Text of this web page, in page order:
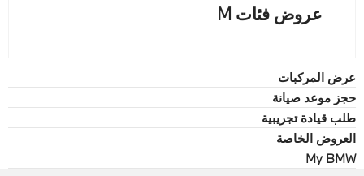
عروض فئات M
عرض المركبات
حجز موعد صيانة
طلب قيادة تجريبية
العروض الخاصة
My BMW